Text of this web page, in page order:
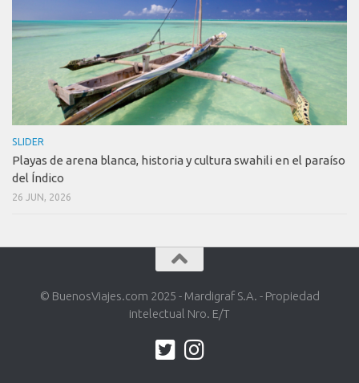
SLIDER
Playas de arena blanca, historia y cultura swahili en el paraíso
del Índico
26 JUN, 2026
© BuenosViajes.com 2025 - Mardigraf S.A. - Propiedad
intelectual Nro. E/T